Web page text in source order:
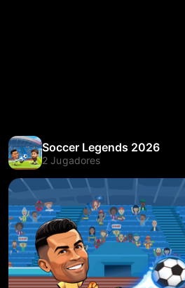
Soccer Legends 2026
2 Jugadores